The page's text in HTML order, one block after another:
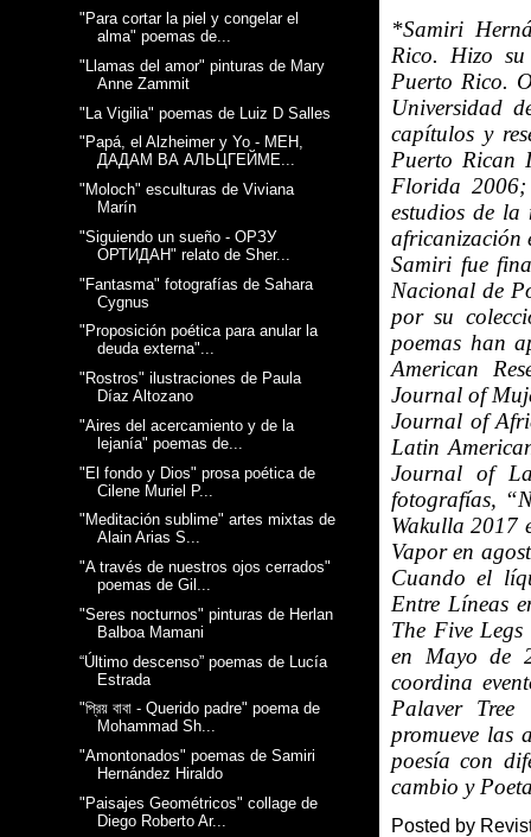
*Samiri
Rico. Hizo
Puerto Rico.
Universidad
capítulos y
Puerto Rican
Florida 2006;
estudios de
africanización
Samiri fue
Nacional de
por su
poemas han
American
Journal of
Journal of
Latin
Journal of
fotografías,
Wakulla 2017
Vapor en
Cuando el
Entre Líneas
The Five
en Mayo de
coordina
Palaver
promueve las
poesía con
cambio y
Posted by
"Para cortar la piel y congelar el
alma" poemas de...
"Llamas del amor" pinturas de Mary
Anne Zammit
"La Vigilia" poemas de Luiz D Salles
"Papá, el Alzheimer y Yo - МЕН,
ДАДАМ ВА АЛЬЦГЕЙМЕ...
"Moloch" esculturas de Viviana
Marín
"Siguiendo un sueño - ОРЗУ
ОРТИДАН" relato de Sher...
"Fantasma" fotografías de Sahara
Cygnus
"Proposición poética para anular la
deuda externa"...
"Rostros" ilustraciones de Paula
Díaz Altozano
"Aires del acercamiento y de la
lejanía" poemas de...
"El fondo y Dios" prosa poética de
Cilene Muriel P...
"Meditación sublime" artes mixtas de
Alain Arias S...
"A través de nuestros ojos cerrados"
poemas de Gil...
"Seres nocturnos" pinturas de Herlan
Balboa Mamani
“Último descenso” poemas de Lucía
Estrada
"প্রিয় বাবা - Querido padre" poema de
Mohammad Sh...
"Amontonados" poemas de Samiri
Hernández Hiraldo
"Paisajes Geométricos" collage de
Diego Roberto Ar...